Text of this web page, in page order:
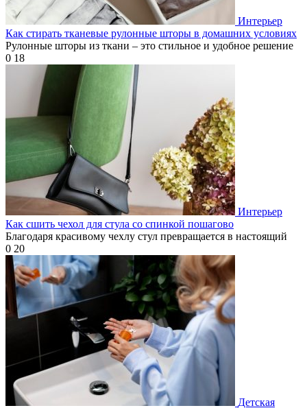
Интерьер
Как стирать тканевые рулонные шторы в домашних условиях
Рулонные шторы из ткани – это стильное и удобное решение
0 18
Интерьер
Как сшить чехол для стула со спинкой пошагово
Благодаря красивому чехлу стул превращается в настоящий
0 20
Детская